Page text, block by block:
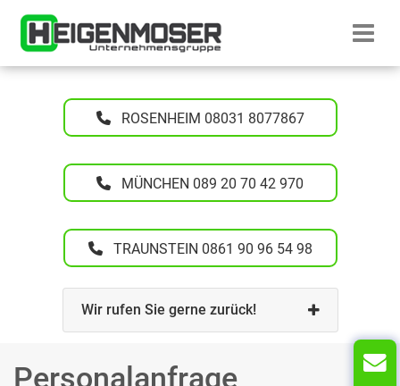
Startseite
ROSENHEIM 08031 8077867
MÜNCHEN 089 20 70 42 970
TRAUNSTEIN 0861 90 96 54 98
Wir rufen Sie gerne zurück!
Personalanfrage